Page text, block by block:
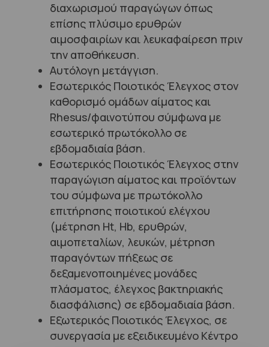
διαχωρισμού παραγώγων όπως
επίσης πλύσιμο ερυθρών
αιμοσφαιρίων και λευκαφαίρεση πριν
την αποθήκευση.
Αυτόλογη μετάγγιση.
Εσωτερικός Ποιοτικός Έλεγχος στον
καθορισμό ομάδων αίματος και
Rhesus/φαινοτύπου σύμφωνα με
εσωτερικό πρωτόκολλο σε
εβδομαδιαία βάση.
Εσωτερικός Ποιοτικός Έλεγχος στην
παραγώγιση αίματος και προϊόντων
του σύμφωνα με πρωτόκολλο
επιτήρησης ποιοτικού ελέγχου
(μέτρηση Ht, Hb, ερυθρών,
αιμοπεταλίων, λευκών, μέτρηση
παραγόντων πήξεως σε
δεξαμενοποιημένες μονάδες
πλάσματος, έλεγχος βακτηριακής
διασφάλισης) σε εβδομαδιαία βάση.
Εξωτερικός Ποιοτικός Έλεγχος, σε
συνεργασία με εξειδικευμένο Κέντρο